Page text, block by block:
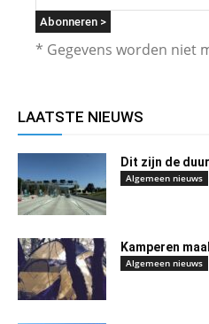
* Gegevens worden niet
LAATSTE NIEUWS
Dit zijn de
Algemeen nieuws
Kamperen
Algemeen nieuws